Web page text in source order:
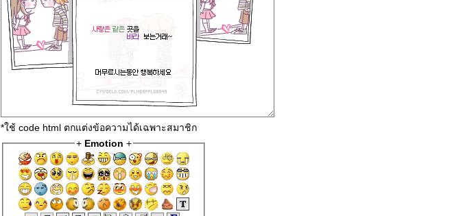
*ใช้ code html ตกแต่งข้อความได้เฉพาะสมาชิก
+ Emotion +